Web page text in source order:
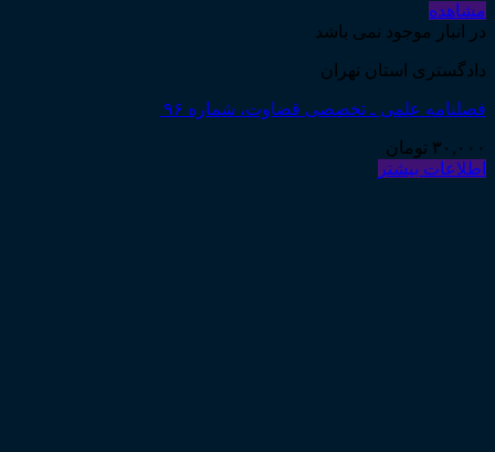
مشاهده
در انبار موجود نمی باشد
دادگستری استان تهران
فصلنامه علمی ـ تخصصی قضاوت، شماره ۹۶
۳۰,۰۰۰ تومان
اطلاعات بیشتر